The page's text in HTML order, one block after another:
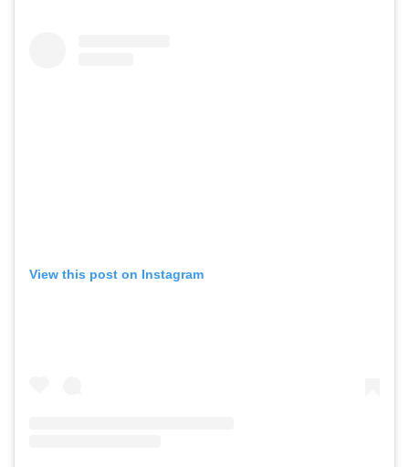
View this post on Instagram